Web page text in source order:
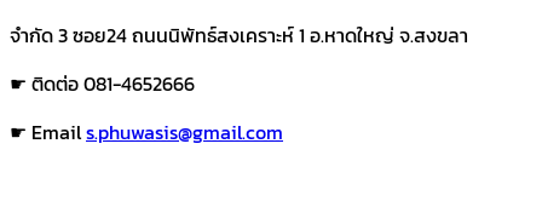
จำกัด 3 ซอย24 ถนนนิพัทธ์สงเคราะห์ 1 อ.หาดใหญ่ จ.สงขลา
☛ ติดต่อ 081-4652666
☛ Emails.phuwasis@gmail.com